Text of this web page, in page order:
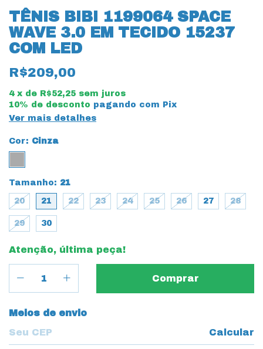
TÊNIS BIBI 1199064 SPACE
WAVE 3.0 EM TECIDO 15237
COM LED
R$209,00
4 x de R$52,25 sem juros
10% de desconto pagando com Pix
Ver mais detalhes
Cor: Cinza
Tamanho: 21
20 21 22 23 24 25 26 27 28
29 30
Atenção, última peça!
Entregas para o CEP:
Meios de envio
Calcular